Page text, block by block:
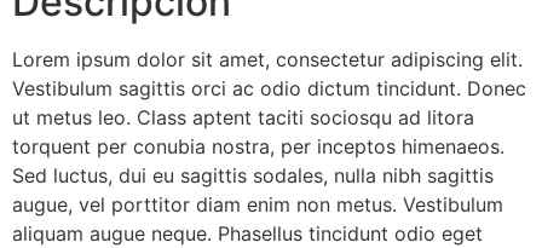
Lorem ipsum dolor sit amet, consectetur adipiscing elit.
Vestibulum sagittis orci ac odio dictum tincidunt. Donec
ut metus leo. Class aptent taciti sociosqu ad litora
torquent per conubia nostra, per inceptos himenaeos.
Sed luctus, dui eu sagittis sodales, nulla nibh sagittis
augue, vel porttitor diam enim non metus. Vestibulum
aliquam augue neque. Phasellus tincidunt odio eget